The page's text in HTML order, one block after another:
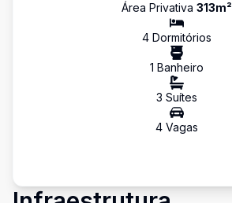
Área Privativa 313m²
4 Dormitórios
1 Banheiro
3 Suítes
4 Vagas